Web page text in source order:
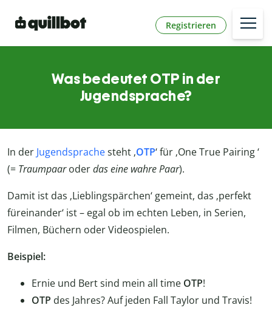
Registrieren
Was bedeutet OTP in der
Jugendsprache?
In der Jugendsprachesteht ‚OTP‘ für ‚One True Pairing ‘
(= Traumpaaroderdas eine wahre Paar).
Damit ist das ‚Lieblingspärchen‘ gemeint, das ‚perfekt
füreinander‘ ist – egal ob im echten Leben, in Serien,
Filmen, Büchern oder Videospielen.
Beispiel:
Ernie und Bert sind mein all time OTP!
OTP des Jahres? Auf jeden Fall Taylor und Travis!